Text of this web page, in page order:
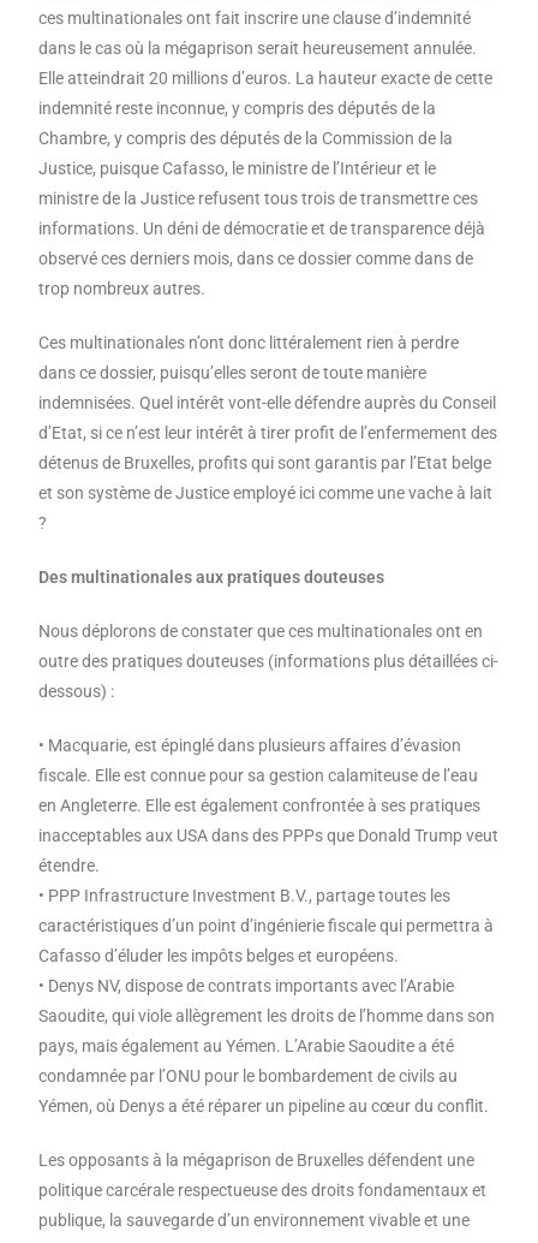
ces multinationales ont fait inscrire une clause d’indemnité
dans le cas où la mégaprison serait heureusement annulée.
Elle atteindrait 20 millions d’euros. La hauteur exacte de cette
indemnité reste inconnue, y compris des députés de la
Chambre, y compris des députés de la Commission de la
Justice, puisque Cafasso, le ministre de l’Intérieur et le
ministre de la Justice refusent tous trois de transmettre ces
informations. Un déni de démocratie et de transparence déjà
observé ces derniers mois, dans ce dossier comme dans de
trop nombreux autres.
Ces multinationales n’ont donc littéralement rien à perdre
dans ce dossier, puisqu’elles seront de toute manière
indemnisées. Quel intérêt vont-elle défendre auprès du Conseil
d’Etat, si ce n’est leur intérêt à tirer profit de l’enfermement des
détenus de Bruxelles, profits qui sont garantis par l’Etat belge
et son système de Justice employé ici comme une vache à lait
?
Des multinationales aux pratiques douteuses
Nous déplorons de constater que ces multinationales ont en
outre des pratiques douteuses (informations plus détaillées ci-
dessous) :
• Macquarie, est épinglé dans plusieurs affaires d’évasion
fiscale. Elle est connue pour sa gestion calamiteuse de l’eau
en Angleterre. Elle est également confrontée à ses pratiques
inacceptables aux USA dans des PPPs que Donald Trump veut
étendre.
• PPP Infrastructure Investment B.V., partage toutes les
caractéristiques d’un point d’ingénierie fiscale qui permettra à
Cafasso d’éluder les impôts belges et européens.
• Denys NV, dispose de contrats importants avec l’Arabie
Saoudite, qui viole allègrement les droits de l’homme dans son
pays, mais également au Yémen. L’Arabie Saoudite a été
condamnée par l’ONU pour le bombardement de civils au
Yémen, où Denys a été réparer un pipeline au cœur du conflit.
Les opposants à la mégaprison de Bruxelles défendent une
politique carcérale respectueuse des droits fondamentaux et
publique, la sauvegarde d’un environnement vivable et une